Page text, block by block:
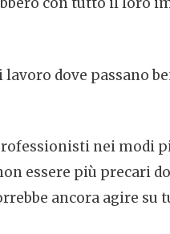
dove passano
nei modi
essere più precari
ancora agire